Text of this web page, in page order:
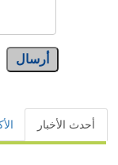
أرسال
أحدث الأخبار